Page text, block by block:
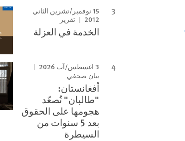
15 نوفمبر/تشرين الثاني
2012
تقرير
الخدمة في العزلة
3 اغسطس/آب 2026
بيان صحفي
أفغانستان:
"طالبان" تُصعّد
هجومها على الحقوق
بعد 5 سنوات من
السيطرة